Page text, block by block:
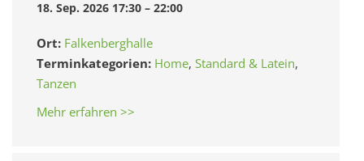
18. Sep. 2026 17:30 – 22:00
Ort: Falkenberghalle
Terminkategorien: Home, Standard & Latein,
Tanzen
Mehr erfahren >>